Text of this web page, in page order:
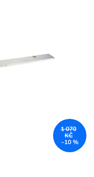
1 070
KČ
–10 %